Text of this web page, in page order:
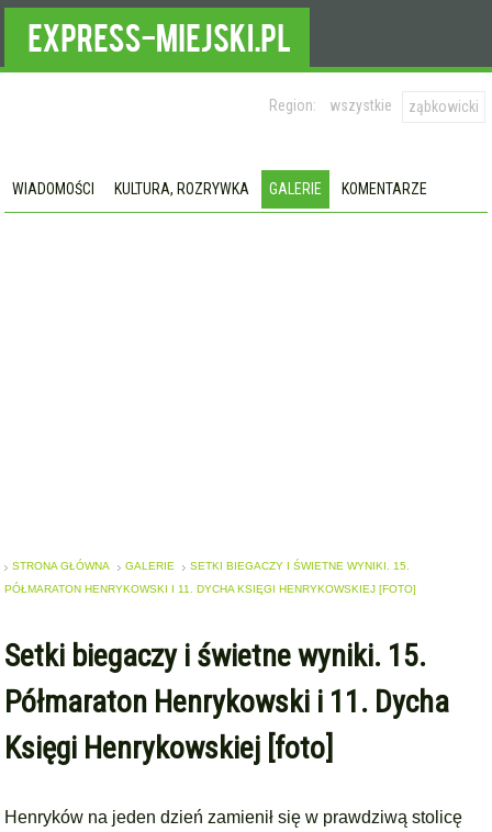
Region: wszystkie ząbkowicki
WIADOMOŚCI KULTURA, ROZRYWKA GALERIE KOMENTARZE
STRONA GŁÓWNA GALERIE
SETKI BIEGACZY I ŚWIETNE WYNIKI. 15.
PÓŁMARATON HENRYKOWSKI I 11. DYCHA KSIĘGI HENRYKOWSKIEJ [FOTO]
Setki biegaczy i świetne wyniki. 15.
Półmaraton Henrykowski i 11. Dycha
Księgi Henrykowskiej [foto]
Henryków na jeden dzień zamienił się w prawdziwą stolicę